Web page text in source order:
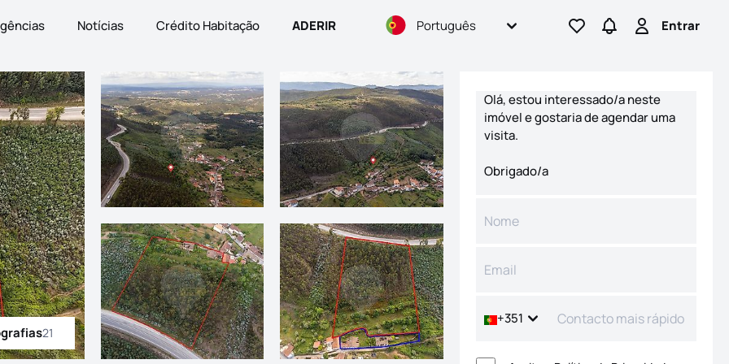
Notícias Crédito Habitação ADERIR Português Ir para os favoritos
Ir para pesquisas
Entrar
Entrar
as fotografias
21
+351